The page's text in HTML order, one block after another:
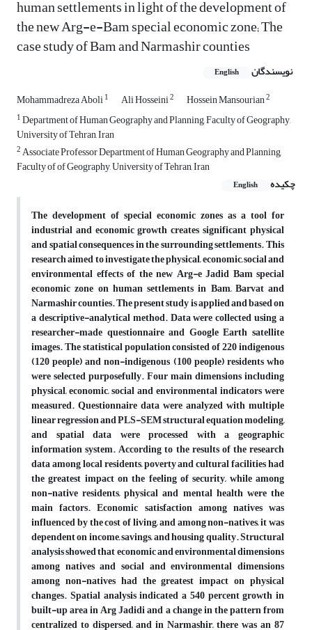
human settlements in light of the development of
the new Arg-e-Bam special economic zone; The
case study of Bam and Narmashir counties
نویسندگان English
Mohammadreza Aboli1 Ali Hosseini2 Hossein Mansourian2
1Department of Human Geography and Planning, Faculty of Geography,
University of Tehran, Iran
2Associate Professor Department of Human Geography and Planning,
Faculty of of Geography, University of Tehran, Iran
چکیده
English
The development of special economic zones as a tool for
industrial and economic growth creates significant physical
and spatial consequences in the surrounding settlements. This
research aimed to investigate the physical, economic, social and
environmental effects of the new Arg-e Jadid Bam special
economic zone on human settlements in Bam, Barvat and
Narmashir counties. The present study is applied and based on
a descriptive-analytical method. Data were collected using a
researcher-made questionnaire and Google Earth satellite
images. The statistical population consisted of 220 indigenous
(120 people) and non-indigenous (100 people) residents who
were selected purposefully. Four main dimensions including
physical, economic, social and environmental indicators were
measured. Questionnaire data were analyzed with multiple
linear regression and PLS-SEM structural equation modeling,
and spatial data were processed with a geographic
information system. According to the results of the research
data among local residents, poverty and cultural facilities had
the greatest impact on the feeling of security, while among
non-native residents, physical and mental health were the
main factors. Economic satisfaction among natives was
influenced by the cost of living, and among non-natives, it was
dependent on income, savings, and housing quality. Structural
analysis showed that economic and environmental dimensions
among natives and social and environmental dimensions
among non-natives had the greatest impact on physical
changes. Spatial analysis indicated a 540 percent growth in
built-up area in Arg Jadidi and a change in the pattern from
centralized to dispersed, and in Narmashir, there was an 87